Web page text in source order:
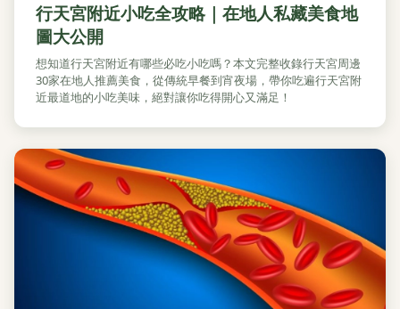
行天宮附近小吃全攻略｜在地人私藏美食地
圖大公開
想知道行天宮附近有哪些必吃小吃嗎？本文完整收錄行天宮周邊
30家在地人推薦美食，從傳統早餐到宵夜場，帶你吃遍行天宮附
近最道地的小吃美味，絕對讓你吃得開心又滿足！